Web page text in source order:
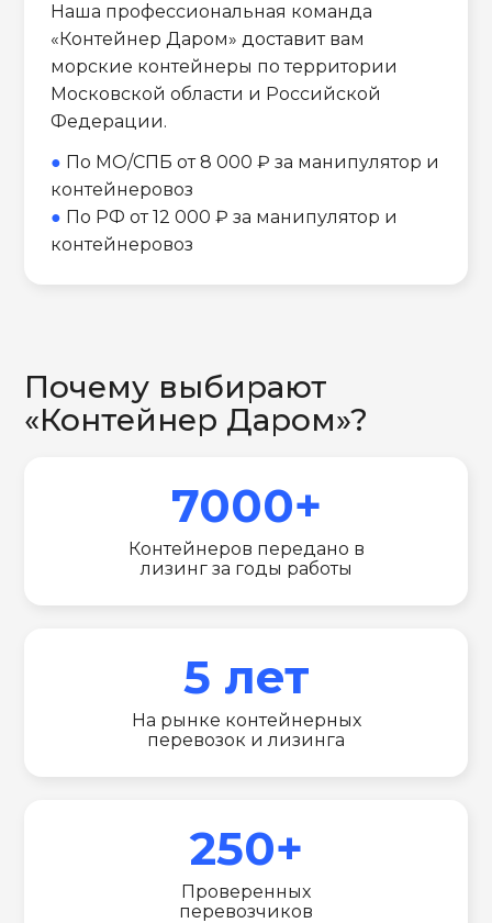
Наша профессиональная команда
«Контейнер Даром» доставит вам
морские контейнеры по территории
Московской области и Российской
Федерации.
● По МО/СПБ от 8 000 ₽ за манипулятор и
контейнеровоз
● По РФ от 12 000 ₽ за манипулятор и
контейнеровоз
Почему выбирают
«Контейнер Даром»?
7000+
Контейнеров передано в
лизинг за годы работы
5 лет
На рынке контейнерных
перевозок и лизинга
250+
Проверенных
перевозчиков